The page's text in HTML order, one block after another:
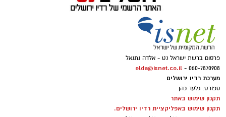
פרסום ברשת ישראל נט - אלדה נתנאל
050-7870908 -
elda@isnet.co.il
מערכת רדיו ירושלים
ספורט: גלעד כהן
תקנון שימוש באתר
תקנון שימוש באפליקציית רדיו ירושלים.